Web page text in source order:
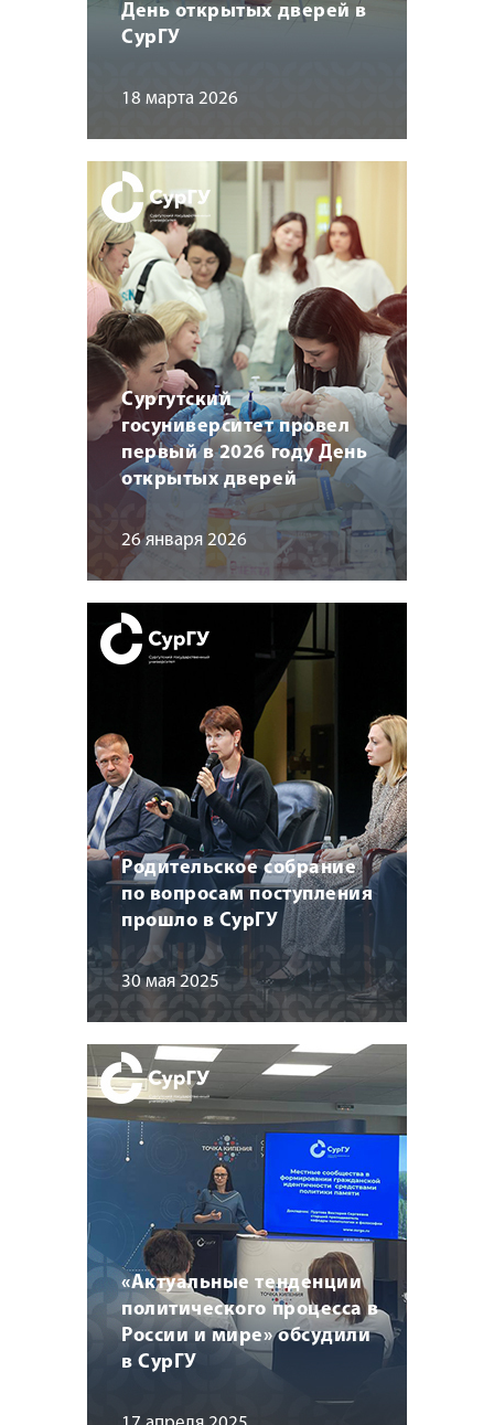
День открытых дверей в
СурГУ
18 марта 2026
Сургутский
госуниверситет провел
первый в 2026 году День
открытых дверей
26 января 2026
Родительское собрание
по вопросам поступления
прошло в СурГУ
30 мая 2025
«Актуальные тенденции
политического процесса в
России и мире» обсудили
в СурГУ